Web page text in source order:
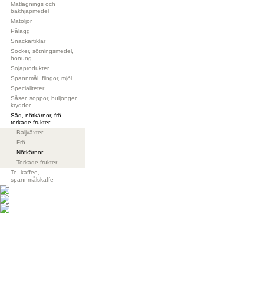
Matlagnings och
bakhjäpmedel
Matoljor
Pålägg
Snackartiklar
Socker, sötningsmedel,
honung
Sojaprodukter
Spannmål, flingor, mjöl
Specialiteter
Såser, soppor, buljonger,
kryddor
Säd, nötkärnor, frö,
torkade frukter
Baljväxter
Frö
Nötkärnor
Torkade frukter
Te, kaffee,
spannmålskaffe